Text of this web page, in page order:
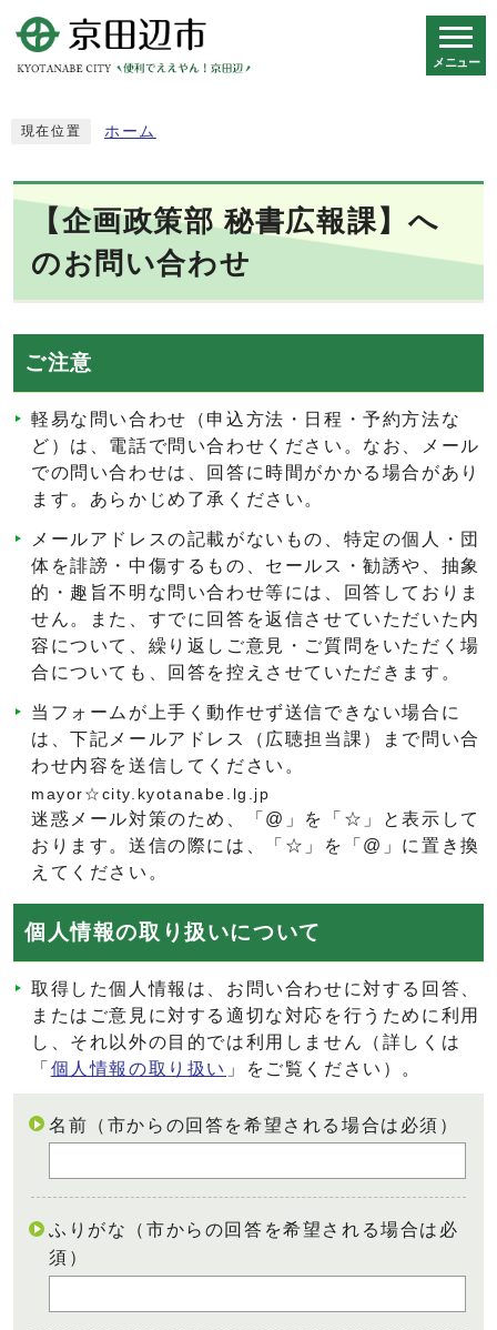
メニュー
現在位置 ホーム
【企画政策部 秘書広報課】へ
のお問い合わせ
ご注意
軽易な問い合わせ（申込方法・日程・予約方法な
ど）は、電話で問い合わせください。なお、メール
での問い合わせは、回答に時間がかかる場合があり
ます。あらかじめ了承ください。
メールアドレスの記載がないもの、特定の個人・団
体を誹謗・中傷するもの、セールス・勧誘や、抽象
的・趣旨不明な問い合わせ等には、回答しておりま
せん。また、すでに回答を返信させていただいた内
容について、繰り返しご意見・ご質問をいただく場
合についても、回答を控えさせていただきます。
当フォームが上手く動作せず送信できない場合に
は、下記メールアドレス（広聴担当課）まで問い合
わせ内容を送信してください。
mayor☆city.kyotanabe.lg.jp
迷惑メール対策のため、「@」を「☆」と表示して
おります。送信の際には、「☆」を「@」に置き換
えてください。
個人情報の取り扱いについて
取得した個人情報は、お問い合わせに対する回答、
またはご意見に対する適切な対応を行うために利用
し、それ以外の目的では利用しません（詳しくは
「 個人情報の取り扱い 」をご覧ください）。
名前（市からの回答を希望される場合は必須）
ふりがな（市からの回答を希望される場合は必
須）